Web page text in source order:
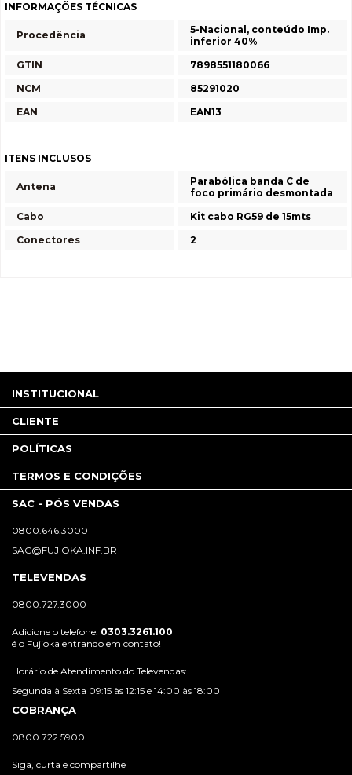
INFORMAÇÕES TÉCNICAS
Procedência
5-Nacional, conteúdo Imp.
inferior 40%
GTIN
7898551180066
NCM
85291020
EAN
EAN13
ITENS INCLUSOS
Antena
Parabólica banda C de
foco primário desmontada
Cabo
Kit cabo RG59 de 15mts
Conectores
2
INSTITUCIONAL
CLIENTE
POLÍTICAS
TERMOS E CONDIÇÕES
SAC - PÓS VENDAS
0800.646.3000
SAC@FUJIOKA.INF.BR
TELEVENDAS
0800.727.3000
Adicione o telefone: 0303.3261.100
é o Fujioka entrando em contato!
Horário de Atendimento do Televendas:
Segunda à Sexta 09:15 às 12:15 e 14:00 às 18:00
COBRANÇA
0800.722.5900
Siga, curta e compartilhe